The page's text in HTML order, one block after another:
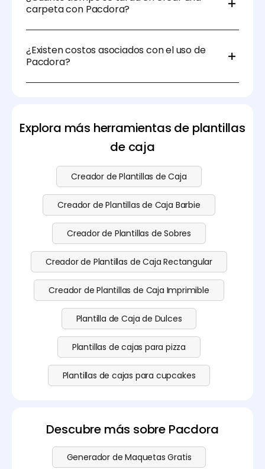
de los requisitos de tu impresora o proveedor.
carpeta con Pacdora?
minutos, dependiendo del nivel de personalización
que necesites. La interfaz fácil de usar y las plantillas
preestablecidas hacen que el proceso sea
¿Existen costos asociados con el uso de
Pacdora?
página de precios para ver los detalles.
Explora más herramientas de plantillas
de caja
Creador de Plantillas de Caja
Creador de Plantillas de Caja Barbie
Creador de Plantillas de Sobres
Creador de Plantillas de Caja Rectangular
Creador de Plantillas de Caja Imprimible
Plantilla de Caja de Dulces
Plantillas de cajas para pizza
Plantillas de cajas para cupcakes
Descubre más sobre Pacdora
Generador de Maquetas Gratis